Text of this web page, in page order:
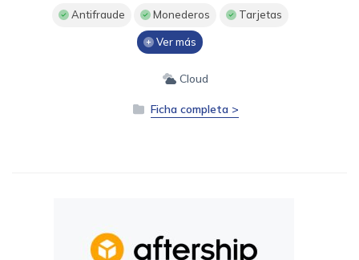
Antifraude Monederos Tarjetas
Ver más
Cloud
Ficha completa >